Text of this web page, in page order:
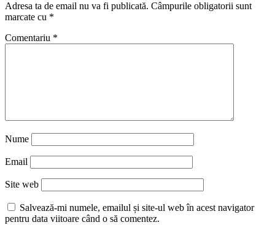
Adresa ta de email nu va fi publicată. Câmpurile obligatorii sunt
marcate cu *
Comentariu *
Nume
Email
Site web
Salvează-mi numele, emailul și site-ul web în acest navigator
pentru data viitoare când o să comentez.